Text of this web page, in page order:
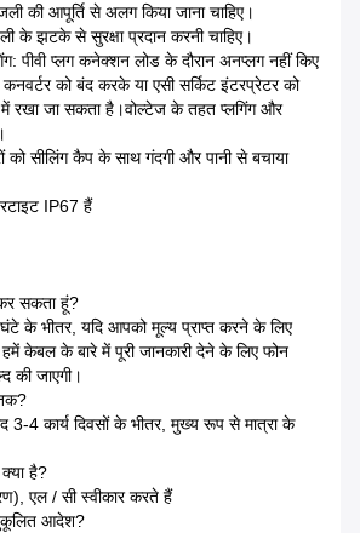
की आपूर्ति से अलग किया जाना चाहिए।
के झटके से सुरक्षा प्रदान करनी चाहिए।
पीवी प्लग कनेक्शन लोड के दौरान अनप्लग नहीं किए
को बंद करके या एसी सर्किट इंटरप्रेटर को
रखा जा सकता है।वोल्टेज के तहत प्लगिंग और
सीलिंग कैप के साथ गंदगी और पानी से बचाया
IP67 हैं
सकता हूं?
के भीतर, यदि आपको मूल्य प्राप्त करने के लिए
केबल के बारे में पूरी जानकारी देने के लिए फोन
की जाएगी।
3-4 कार्य दिवसों के भीतर, मुख्य रूप से मात्रा के
है?
एल / सी स्वीकार करते हैं
आदेश?